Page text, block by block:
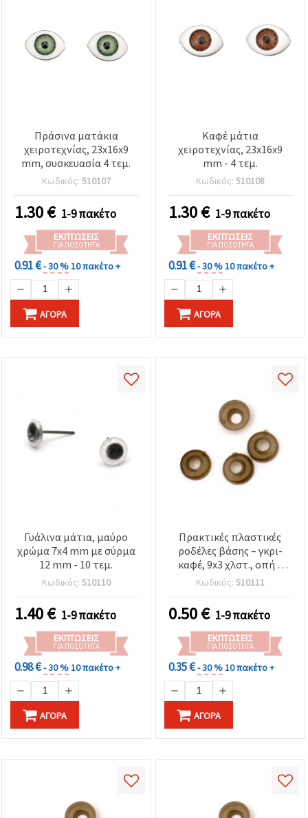
Πράσινα ματάκια
χειροτεχνίας, 23x16x9
mm, συσκευασία 4 τεμ.
Κωδικός: 510107
1.30€ 1-9 πακέτο
ΕΚΠΤΏΣΕΙΣ
ΓΙΑ ΠΟΣΌΤΗΤΑ
0.91 €- 30 %10 πακέτο +
ΑΓΟΡΆ
Καφέ μάτια
χειροτεχνίας, 23x16x9
mm - 4 τεμ.
Κωδικός: 510108
1.30€ 1-9 πακέτο
ΕΚΠΤΏΣΕΙΣ
ΓΙΑ ΠΟΣΌΤΗΤΑ
0.91 €- 30 %10 πακέτο +
ΑΓΟΡΆ
Γυάλινα μάτια, μαύρο
χρώμα 7x4 mm με σύρμα
12 mm - 10 τεμ.
Κωδικός: 510110
1.40€ 1-9 πακέτο
ΕΚΠΤΏΣΕΙΣ
ΓΙΑ ΠΟΣΌΤΗΤΑ
0.98 €- 30 %10 πακέτο +
ΑΓΟΡΆ
Πρακτικές πλαστικές
ροδέλες βάσης – γκρι-
καφέ, 9x3 χλστ., οπή 3
χλστ., 50 τεμ. – Ιδανικές
για DIY χειροτεχνίες,
χειροποίητα αξεσουάρ &
δημιουργικές κατασκευές
Κωδικός: 510111
0.50€ 1-9 πακέτο
ΕΚΠΤΏΣΕΙΣ
ΓΙΑ ΠΟΣΌΤΗΤΑ
0.35 €- 30 %10 πακέτο +
ΑΓΟΡΆ